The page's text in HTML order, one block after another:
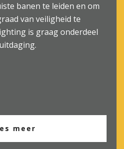
banen te leiden en om
van veiligheid te
is graag onderdeel
meer